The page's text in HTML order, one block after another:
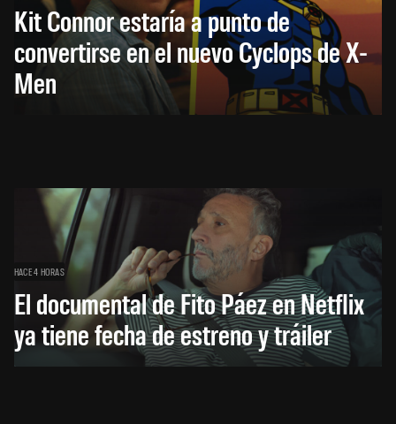
Kit Connor estaría a punto de
convertirse en el nuevo Cyclops de X-
Men
HACE 4 HORAS
El documental de Fito Páez en Netflix
ya tiene fecha de estreno y tráiler